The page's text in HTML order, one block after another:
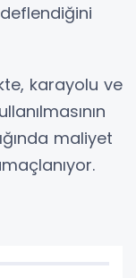
karayolu ve
maliyet